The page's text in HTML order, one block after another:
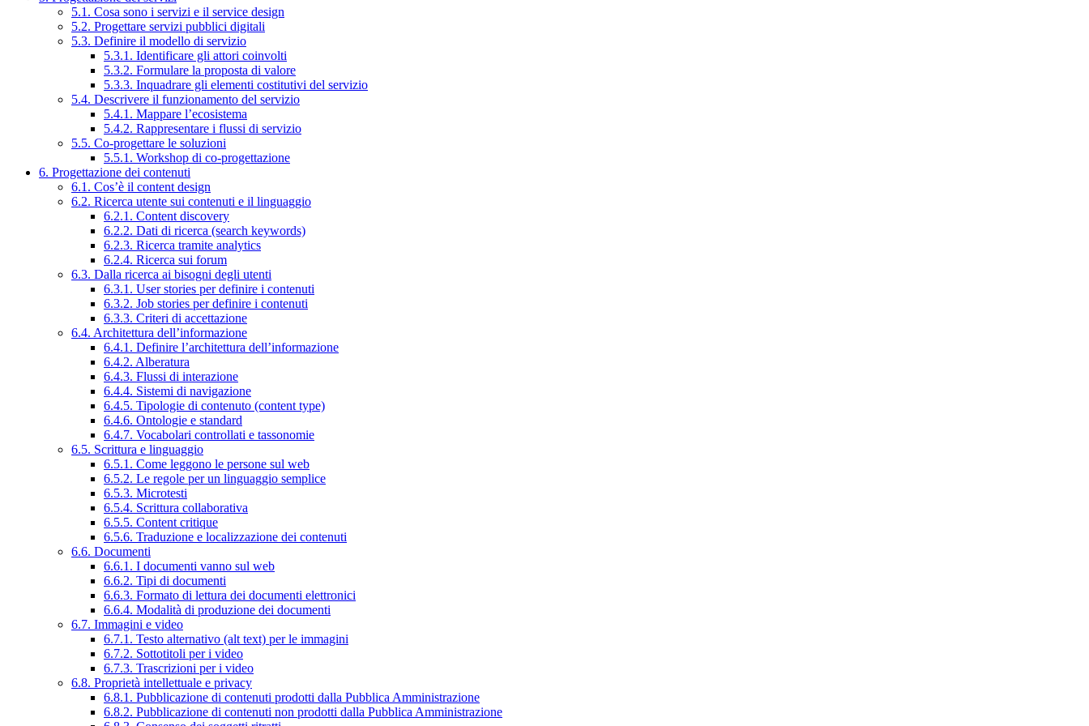
5.1. Cosa sono i servizi e il service design
5.2. Progettare servizi pubblici digitali
5.3. Definire il modello di servizio
5.3.1. Identificare gli attori coinvolti
5.3.2. Formulare la proposta di valore
5.3.3. Inquadrare gli elementi costitutivi del servizio
5.4. Descrivere il funzionamento del servizio
5.4.1. Mappare l’ecosistema
5.4.2. Rappresentare i flussi di servizio
5.5. Co-progettare le soluzioni
5.5.1. Workshop di co-progettazione
6. Progettazione dei contenuti
6.1. Cos’è il content design
6.2. Ricerca utente sui contenuti e il linguaggio
6.2.1. Content discovery
6.2.2. Dati di ricerca (search keywords)
6.2.3. Ricerca tramite analytics
6.2.4. Ricerca sui forum
6.3. Dalla ricerca ai bisogni degli utenti
6.3.1. User stories per definire i contenuti
6.3.2. Job stories per definire i contenuti
6.3.3. Criteri di accettazione
6.4. Architettura dell’informazione
6.4.1. Definire l’architettura dell’informazione
6.4.2. Alberatura
6.4.3. Flussi di interazione
6.4.4. Sistemi di navigazione
6.4.5. Tipologie di contenuto (content type)
6.4.6. Ontologie e standard
6.4.7. Vocabolari controllati e tassonomie
6.5. Scrittura e linguaggio
6.5.1. Come leggono le persone sul web
6.5.2. Le regole per un linguaggio semplice
6.5.3. Microtesti
6.5.4. Scrittura collaborativa
6.5.5. Content critique
6.5.6. Traduzione e localizzazione dei contenuti
6.6. Documenti
6.6.1. I documenti vanno sul web
6.6.2. Tipi di documenti
6.6.3. Formato di lettura dei documenti elettronici
6.6.4. Modalità di produzione dei documenti
6.7. Immagini e video
6.7.1. Testo alternativo (alt text) per le immagini
6.7.2. Sottotitoli per i video
6.7.3. Trascrizioni per i video
6.8. Proprietà intellettuale e privacy
6.8.1. Pubblicazione di contenuti prodotti dalla Pubblica Amministrazione
6.8.2. Pubblicazione di contenuti non prodotti dalla Pubblica Amministrazione